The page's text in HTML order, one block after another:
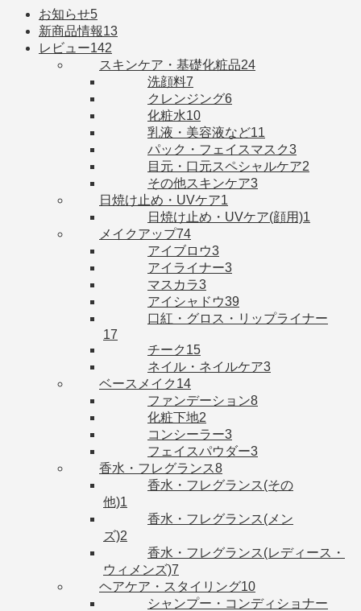
お知らせ5
新商品情報13
レビュー142
スキンケア・基礎化粧品24
洗顔料7
クレンジング6
化粧水10
乳液・美容液など11
パック・フェイスマスク3
目元・口元スペシャルケア2
その他スキンケア3
日焼け止め・UVケア1
日焼け止め・UVケア(顔用)1
メイクアップ74
アイブロウ3
アイライナー3
マスカラ3
アイシャドウ39
口紅・グロス・リップライナー
17
チーク 15
ネイル・ネイルケア3
ベースメイク 14
ファンデーション8
化粧下地2
コンシーラー3
フェイスパウダー3
香水・フレグランス8
香水・フレグランス(その
他)1
香水・フレグランス(メン
ズ)2
香水・フレグランス(レディース・
ウィメンズ)7
ヘアケア・スタイリング10
シャンプー・コンディショナー